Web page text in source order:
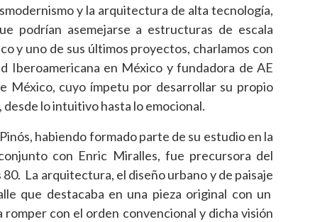
y la arquitectura de alta tecnología,
podrían asemejarse a estructuras de escala
y uno de sus últimos proyectos, charlamos con
Iberoamericana en México y fundadora de AE
México, cuyo ímpetu por desarrollar su propio
lo intuitivo hasta lo emocional.
habiendo formado parte de su estudio en la
con Enric Miralles, fue precursora del
La arquitectura, el diseño urbano y de paisaje
que destacaba en una pieza original con un
con el orden convencional y dicha visión